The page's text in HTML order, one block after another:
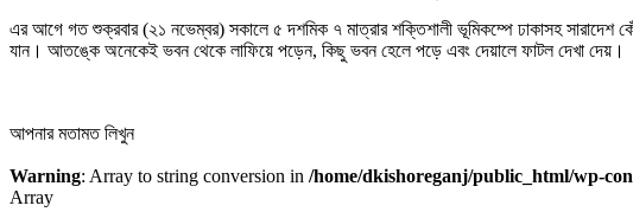
এর আগে গত শুক্রবার (২১ নভেম্বর) সকালে ৫ দশমিক ৭ মাত্রার শক্তিশালী ভূমিকম্পে ঢাকাসহ
যান। আতঙ্কে অনেকেই ভবন থেকে লাফিয়ে পড়েন, কিছু ভবন হেলে পড়ে এবং দেয়ালে ফাটল দেখা দেয়।
আপনার মতামত লিখুন
Warning: Array to string conversion in /home/dkishoreganj/public_html/wp-
Array